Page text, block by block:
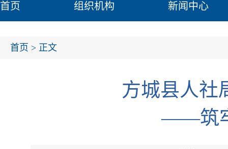
首页 组织机构 新闻中心
首页 > 正文
方城县人社
——筑